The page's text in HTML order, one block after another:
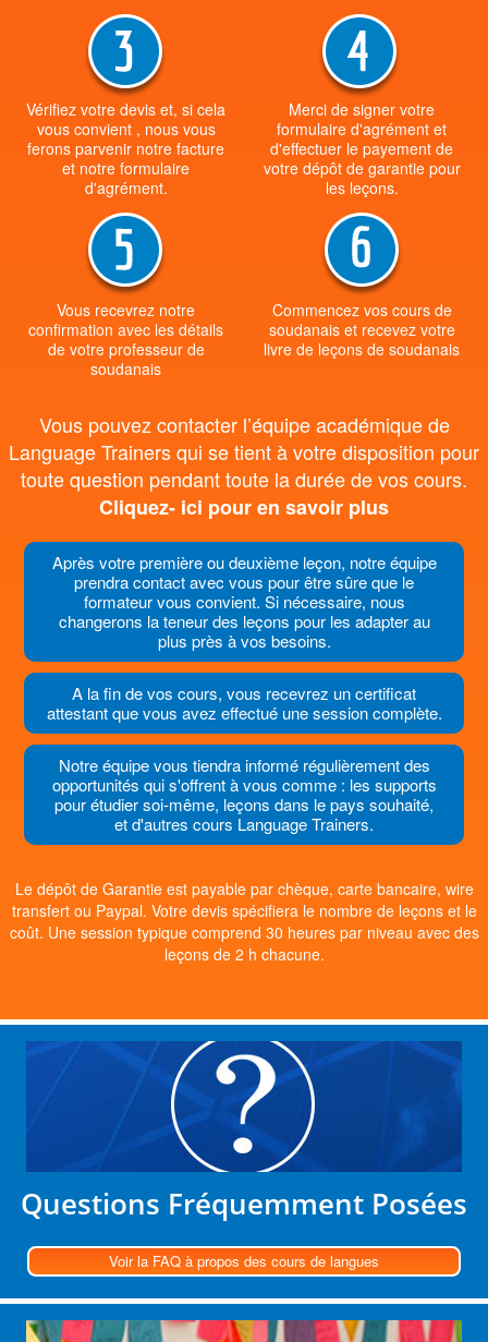
Vérifiez votre devis et, si cela
vous convient , nous vous
ferons parvenir notre facture
et notre formulaire
d'agrément.
Merci de signer votre
formulaire d'agrément et
d'effectuer le payement de
votre dépôt de garantie pour
les leçons.
Vous recevrez notre
confirmation avec les détails
de votre professeur de
soudanais
Commencez vos cours de
soudanais et recevez votre
livre de leçons de soudanais
Vous pouvez contacter l’équipe académique de
Language Trainers qui se tient à votre disposition pour
toute question pendant toute la durée de vos cours.
Cliquez- ici pour en savoir plus
Après votre première ou deuxième leçon, notre équipe
prendra contact avec vous pour être sûre que le
formateur vous convient. Si nécessaire, nous
changerons la teneur des leçons pour les adapter au
plus près à vos besoins.
A la fin de vos cours, vous recevrez un certificat
attestant que vous avez effectué une session complète.
Notre équipe vous tiendra informé régulièrement des
opportunités qui s'offrent à vous comme : les supports
pour étudier soi-même, leçons dans le pays souhaité,
et d'autres cours Language Trainers.
Le dépôt de Garantie est payable par chèque, carte bancaire, wire
transfert ou Paypal. Votre devis spécifiera le nombre de leçons et le
coût. Une session typique comprend 30 heures par niveau avec des
leçons de 2 h chacune.
Questions Fréquemment Posées
Voir la FAQ à propos des cours de langues